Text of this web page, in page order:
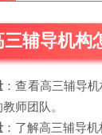
三辅导机构
：查看高三辅导
师团队。
：了解高三辅导